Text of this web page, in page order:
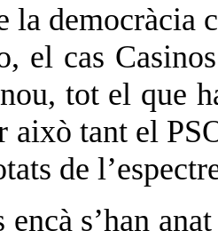
democràcia
el cas
tot el que
això tant el
de
ençà s’han